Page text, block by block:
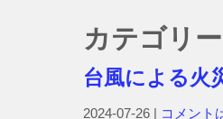
カテゴリ
台風による火
2024-07-26 | コメント